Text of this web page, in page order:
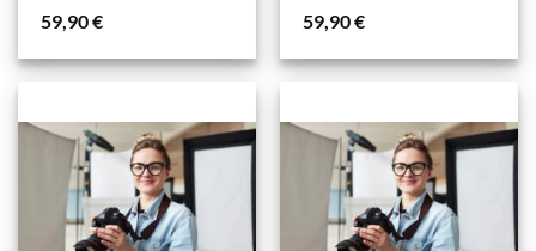
59,90€
59,90€